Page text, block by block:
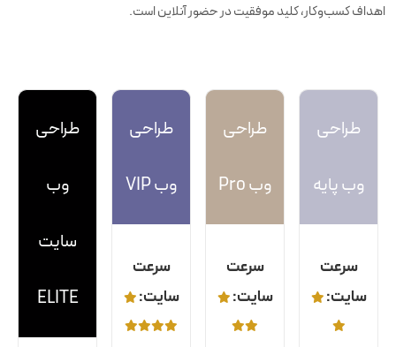
اهداف کسب‌وکار، کلید موفقیت در حضور آنلاین است.
طراحی
وب پایه
سرعت
سایت:
طراحی
وب Pro
سرعت
سایت:
طراحی
وب VIP
سرعت
سایت:
طراحی
وب
سایت
ELITE